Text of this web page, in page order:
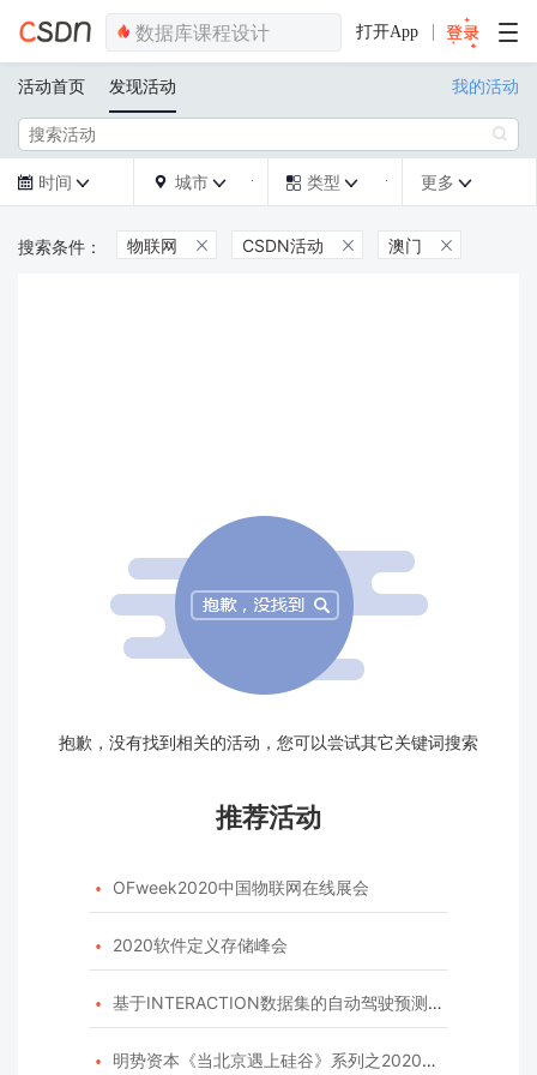
打开App
活动首页 发现活动 我的活动

 时间   城市   类型  更多 
物联网  CSDN活动  澳门 
抱歉，没有找到相关的活动，您可以尝试其它关键词搜索
推荐活动
 OFweek2020中国物联网在线展会
 2020软件定义存储峰会
 基于INTERACTION数据集的自动驾驶预测模型挑战赛
 明势资本《当北京遇上硅谷》系列之2020年度开源峰会